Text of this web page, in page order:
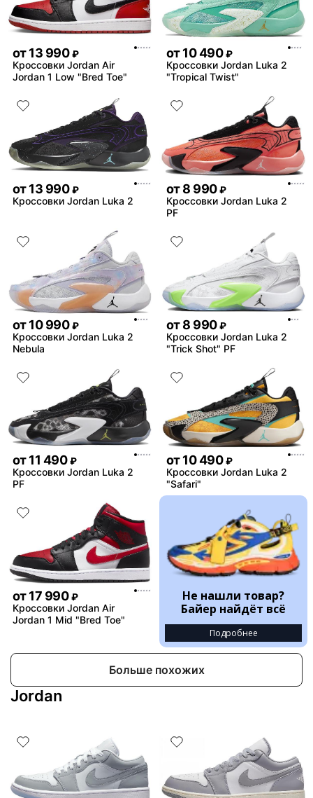
от13 990 ₽
Кроссовки Jordan Air
Jordan 1 Low "Bred Toe"
от10 490 ₽
Кроссовки Jordan Luka 2
"Tropical Twist"
от13 990 ₽
Кроссовки Jordan Luka 2
от8 990 ₽
Кроссовки Jordan Luka 2
PF
от10 990 ₽
Кроссовки Jordan Luka 2
Nebula
от8 990 ₽
Кроссовки Jordan Luka 2
"Trick Shot" PF
от11 490 ₽
Кроссовки Jordan Luka 2
PF
от10 490 ₽
Кроссовки Jordan Luka 2
"Safari"
от17 990 ₽
Кроссовки Jordan Air
Jordan 1 Mid "Bred Toe"
Не нашли товар?
Байер найдёт всё
Подробнее
Больше похожих
Jordan